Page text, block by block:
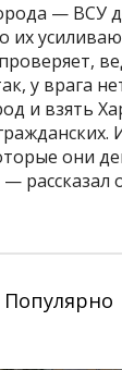
— ВСУ
их
у врага
и взять
они
рассказал
Популярно